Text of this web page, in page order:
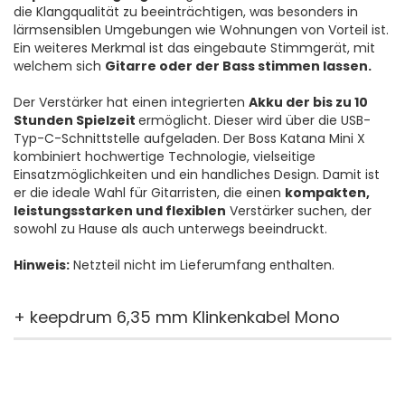
die Klangqualität zu beeinträchtigen, was besonders in
lärmsensiblen Umgebungen wie Wohnungen von Vorteil ist.
Ein weiteres Merkmal ist das eingebaute Stimmgerät, mit
welchem sich Gitarre oder der Bass stimmen lassen.
Der Verstärker hat einen integrierten Akku der bis zu 10
Stunden Spielzeit ermöglicht. Dieser wird über die USB-
Typ-C-Schnittstelle aufgeladen. Der Boss Katana Mini X
kombiniert hochwertige Technologie, vielseitige
Einsatzmöglichkeiten und ein handliches Design. Damit ist
er die ideale Wahl für Gitarristen, die einen kompakten,
leistungsstarken und flexiblen Verstärker suchen, der
sowohl zu Hause als auch unterwegs beeindruckt.
Hinweis: Netzteil nicht im Lieferumfang enthalten.
+ keepdrum 6,35 mm Klinkenkabel Mono